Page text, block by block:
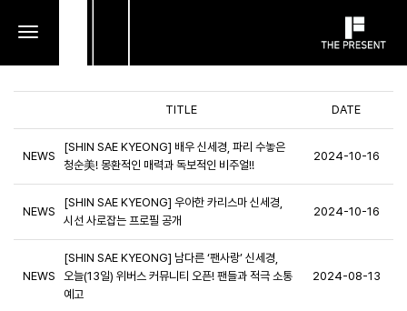
toggle
TITLE DATE
NEWS
[SHIN SAE KYEONG] 배우 신세경, 파리 수놓은
청순美! 몽환적인 매력과 독보적인 비주얼!!
2024-10-16
NEWS
[SHIN SAE KYEONG] 우아한 카리스마 신세경,
시선 사로잡는 프로필 공개
2024-10-16
NEWS
[SHIN SAE KYEONG] 남다른 ‘팬사랑’ 신세경,
오늘(13일) 위버스 커뮤니티 오픈! 팬들과 적극 소통
예고
2024-08-13